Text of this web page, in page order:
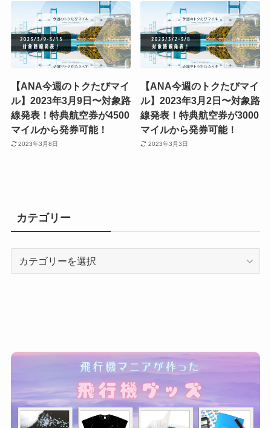
【ANA今週のトクたびマイ
ル】2023年3月9日〜対象路
線発表！特典航空券が4500
マイルから発券可能！
2023年3月8日
【ANA今週のトクたびマイ
ル】2023年3月2日〜対象路
線発表！特典航空券が3000
マイルから発券可能！
2023年3月3日
カテゴリー